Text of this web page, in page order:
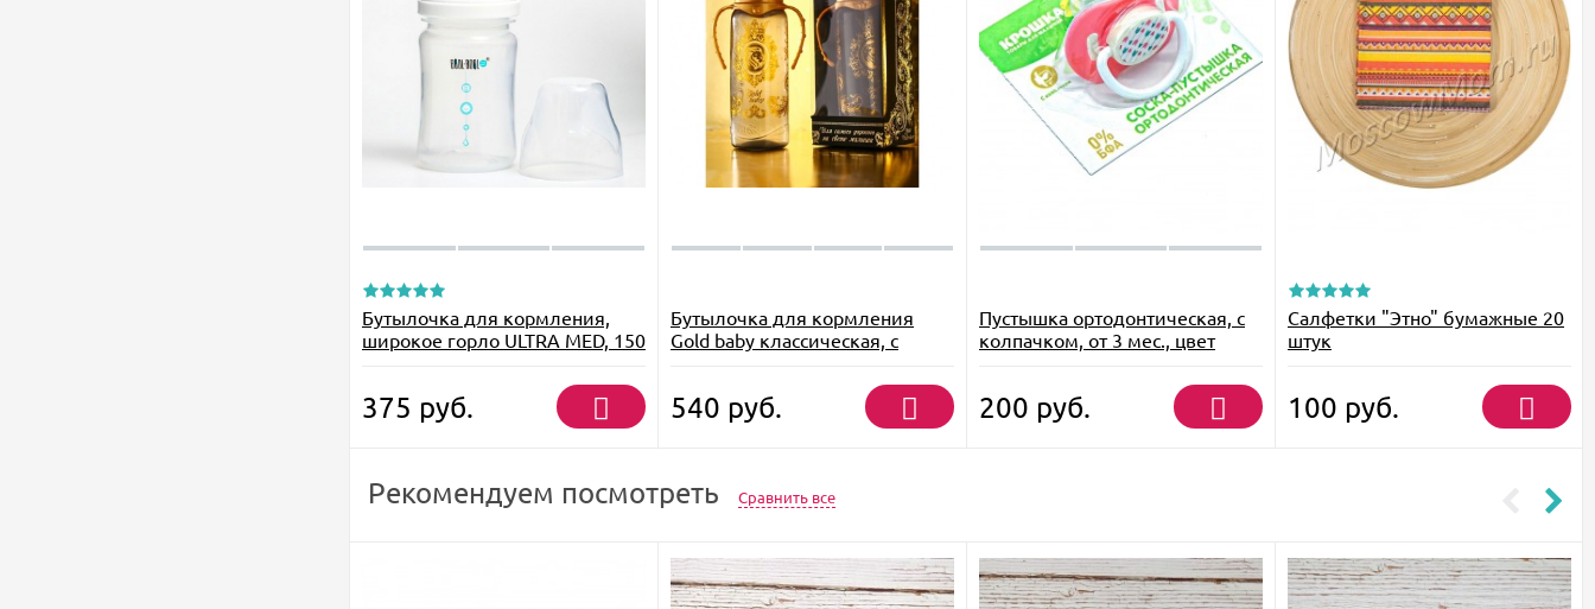
Бутылочка для кормления,
широкое горло ULTRA MED, 150
375 руб.
Бутылочка для кормления
Gold baby классическая, с
540 руб.
Пустышка ортодонтическая, с
колпачком, от 3 мес., цвет
200 руб.
Салфетки "Этно" бумажные 20
штук
100 руб.
Рекомендуем посмотреть Сравнить все